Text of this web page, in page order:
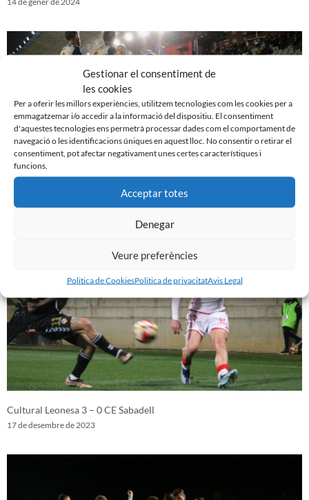
Gestionar el consentiment de
les cookies
Per a oferir les millors experiències, utilitzem tecnologies com les cookies per a
emmagatzemar i/o accedir a la informació del dispositiu. El consentiment
d'aquestes tecnologies ens permetrà processar dades com el comportament de
navegació o les identificacions úniques en aquest lloc. No consentir o retirar el
consentiment, pot afectar negativament unes certes característiques i
funcions.
Acceptar totes
Denegar
Veure preferències
Politica de CookiesPolitica de privacitatAvis Legal
CE Sabadell 3 – 1 SD Tarazona
Cultural Leonesa 3 – 0 CE Sabadell
17 de desembre de 2023